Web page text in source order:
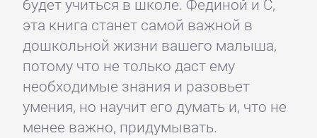
будет учиться в школе. Фединой и С,
эта книга станет самой важной в
дошкольной жизни вашего малыша,
потому что не только даст ему
необходимые знания и разовьет
умения, но научит его думать и, что не
менее важно, придумывать.